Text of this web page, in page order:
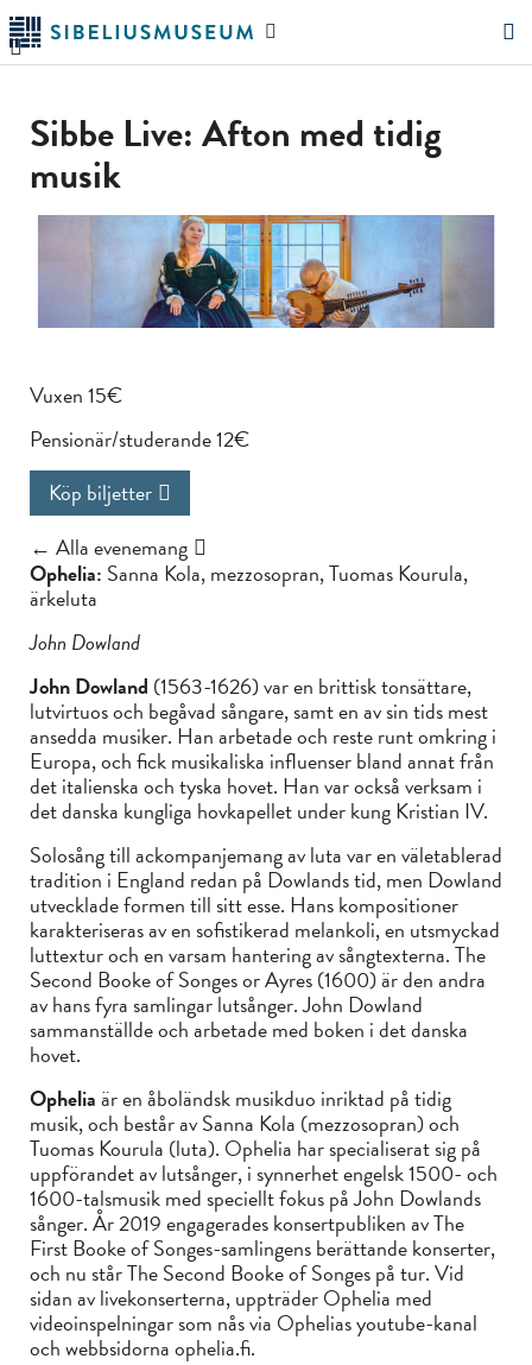
Hoppa
till
huvudinnehållet
Sök
Sibbe Live: Afton med tidig
musik
Vuxen 15€
Pensionär/studerande 12€
Köp biljetter
← Alla evenemang
Ophelia: Sanna Kola, mezzosopran, Tuomas Kourula,
ärkeluta
John Dowland
John Dowland (1563-1626) var en brittisk tonsättare,
lutvirtuos och begåvad sångare, samt en av sin tids mest
ansedda musiker. Han arbetade och reste runt omkring i
Europa, och fick musikaliska influenser bland annat från
det italienska och tyska hovet. Han var också verksam i
det danska kungliga hovkapellet under kung Kristian IV.
Solosång till ackompanjemang av luta var en väletablerad
tradition i England redan på Dowlands tid, men Dowland
utvecklade formen till sitt esse. Hans kompositioner
karakteriseras av en sofistikerad melankoli, en utsmyckad
luttextur och en varsam hantering av sångtexterna. The
Second Booke of Songes or Ayres (1600) är den andra
av hans fyra samlingar lutsånger. John Dowland
sammanställde och arbetade med boken i det danska
hovet.
Opheliaär en åboländsk musikduo inriktad på tidig
musik, och består av Sanna Kola (mezzosopran) och
Tuomas Kourula (luta). Ophelia har specialiserat sig på
uppförandet av lutsånger, i synnerhet engelsk 1500- och
1600-talsmusik med speciellt fokus på John Dowlands
sånger. År 2019 engagerades konsertpubliken av The
First Booke of Songes-samlingens berättande konserter,
och nu står The Second Booke of Songes på tur. Vid
sidan av livekonserterna, uppträder Ophelia med
videoinspelningar som nås via Ophelias youtube-kanal
och webbsidorna ophelia.fi.